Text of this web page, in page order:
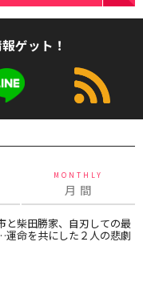
ゲット！
MONTHLY
月 間
と柴田勝家、自刃しての最
命を共にした２人の悲劇